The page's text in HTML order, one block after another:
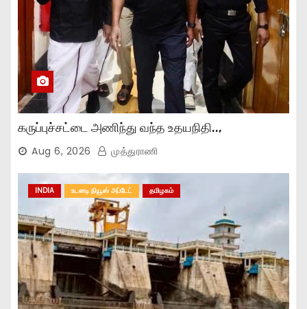
கருப்புச்சட்டை அணிந்து வந்த உதயநிதி..,
Aug 6, 2026 முத்துராணி
INDIA உடனடி நியூஸ் அப்டேட் தமிழகம்